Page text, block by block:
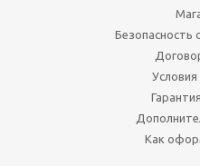
Безопасность
Как